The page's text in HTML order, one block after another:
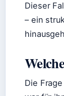
Dieser
– ein
Die